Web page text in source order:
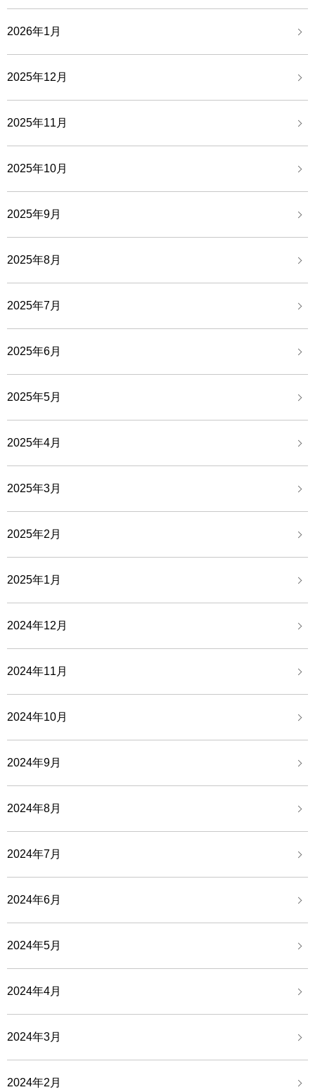
2026年1月
2025年12月
2025年11月
2025年10月
2025年9月
2025年8月
2025年7月
2025年6月
2025年5月
2025年4月
2025年3月
2025年2月
2025年1月
2024年12月
2024年11月
2024年10月
2024年9月
2024年8月
2024年7月
2024年6月
2024年5月
2024年4月
2024年3月
2024年2月